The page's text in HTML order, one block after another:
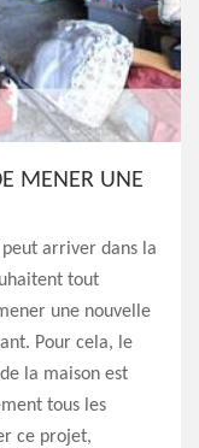
MENER UNE
arriver dans la
tout
une nouvelle
Pour cela, le
la maison est
tous les
ce projet,